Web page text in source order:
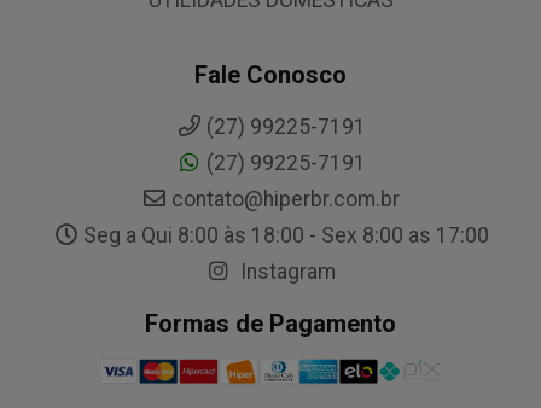
Fale Conosco
(27) 99225-7191
(27) 99225-7191
contato@hiperbr.com.br
Seg a Qui 8:00 às 18:00 - Sex 8:00 as 17:00
Instagram
Formas de Pagamento